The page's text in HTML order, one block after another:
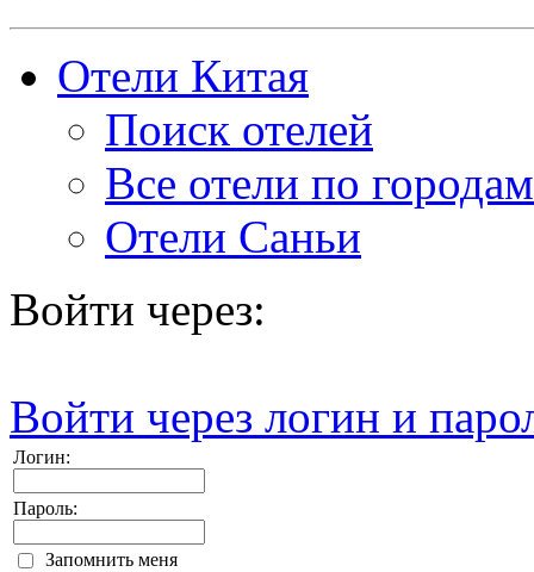
Отели Китая
Поиск отелей
Все отели по городам
Отели Саньи
Войти через:
Войти через логин и
Логин:
Пароль:
Запомнить меня